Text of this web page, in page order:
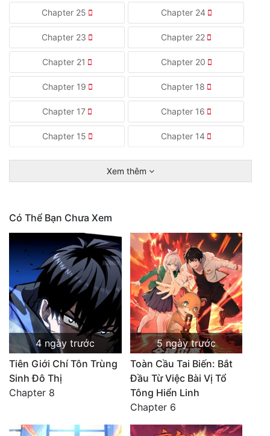
Chapter 25 Chapter 24
Chapter 23 Chapter 22
Chapter 21 Chapter 20
Chapter 19 Chapter 18
Chapter 17 Chapter 16
Chapter 15 Chapter 14
Xem thêm
Có Thể Bạn Chưa Xem
4 ngày trước
Tiên Giới Chí Tôn Trùng
Sinh Đô Thị
Chapter 8
5 ngày trước
Toàn Cầu Tai Biến: Bắt
Đầu Từ Việc Bài Vị Tổ
Tông Hiển Linh
Chapter 6